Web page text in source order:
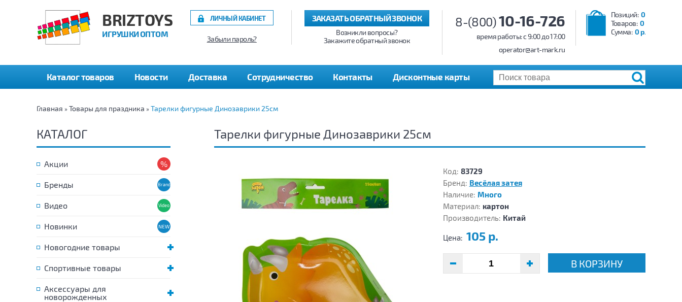
BRIZTOYS
ИГРУШКИ ОПТОМ
Позиций: 0
Товаров: 0
Сумма: 0 р.
8-(800)10-16-726
время работы: c 9:00 до 17:00
operator@art-mark.ru
ЗАКАЗАТЬ ОБРАТНЫЙ ЗВОНОК
Возникли вопросы?
Закажите обратный звонок
ЛИЧНЫЙ КАБИНЕТ
Забыли пароль?
Каталог товаров Новости Доставка Сотрудничество Контакты Дисконтные карты
Главная » Товары для праздника » Тарелки фигурные Динозаврики 25см
КАТАЛОГ
Акции
Бренды
Видео
Новинки
Новогодние товары
Спортивные товары
Аксессуары для
новорожденных
Тарелки фигурные Динозаврики 25см
Код: 83729
Бренд: Весёлая затея
Наличие: Много
Материал: картон
Производитель: Китай
Цена: 105 р.
В КОРЗИНУ